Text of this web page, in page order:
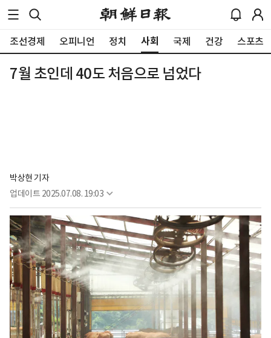
조선경제 오피니언 정치 사회 국제 건강 스포츠
7월 초인데 40도 처음으로 넘었다
박상현 기자
업데이트 2025.07.08. 19:03